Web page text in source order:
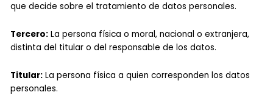
que decide sobre el tratamiento de datos personales.
Tercero: La persona física o moral, nacional o extranjera,
distinta del titular o del responsable de los datos.
Titular: La persona física a quien corresponden los datos
personales.